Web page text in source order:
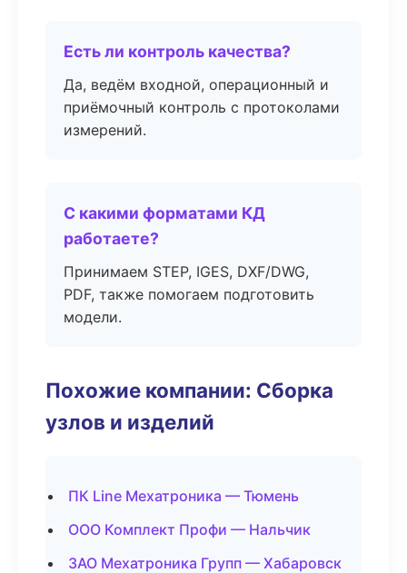
Есть ли контроль качества?
Да, ведём входной, операционный и
приёмочный контроль с протоколами
измерений.
С какими форматами КД
работаете?
Принимаем STEP, IGES, DXF/DWG,
PDF, также помогаем подготовить
модели.
Похожие компании: Сборка
узлов и изделий
ПК Line Мехатроника — Тюмень
ООО Комплект Профи — Нальчик
ЗАО Мехатроника Групп — Хабаровск